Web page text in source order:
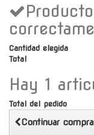
Envío gratis a
partir de $30000
Cantidad elegida
Total
Hay 1
Total del pedido
Continuar